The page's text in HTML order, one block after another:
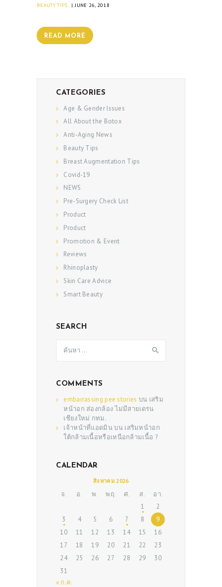
CONSULT & RESERVATION
BEAUTY TIPS JUNE 26, 2018
READ MORE
CATEGORIES
Age & Gender Issues
All About the Botox
Anti-Aging News
Beauty Tips
Breast Augmentation Tips
Covid-19
NEWS
Pre-Surgery Check List
Product
Product
Promotion & Event
Reviews
Rhinoplasty
Skin Care Advice
Smart Beauty
SEARCH
สำหรับ:
COMMENTS
embarrassing pee stories บน เสริม
หน้าอก ส่องกล้อง ไม่มีสายเดรน
เชียงใหม่ กทม.
เจ้าหน้าที่แอดมินบน เสริมหน้าอก
ใต้กล้ามเนื้อหรือเหนือกล้ามเนื้อ ?
CALENDAR
สิงหาคม 2026
จ. อ. พ. พฤ. ศ. ส. อา.
1
2
3
4 5 6 7 8
9
10
11 12 13 14 15
16
17
18 19 20 21 22
23
24
25 26 27 28 29
30
31
« ก.ค.